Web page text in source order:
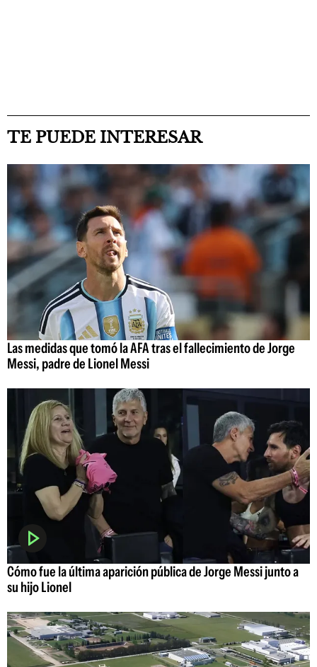
TE PUEDE INTERESAR
Las medidas que tomó la AFA tras el fallecimiento de Jorge
Messi, padre de Lionel Messi
Cómo fue la última aparición pública de Jorge Messi junto a
su hijo Lionel